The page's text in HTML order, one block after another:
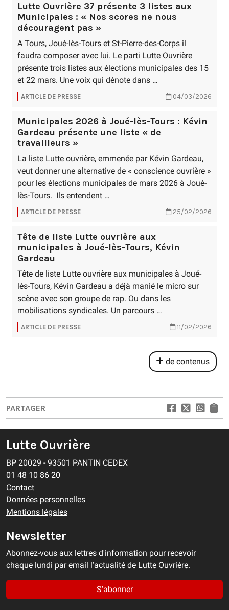
Lutte Ouvrière 37 présente 3 listes aux
Municipales : « Nos scores ne nous
découragent pas »
A Tours, Joué-lès-Tours et St-Pierre-des-Corps il
faudra composer avec lui. Le parti Lutte Ouvrière
présente trois listes aux élections municipales des 15
et 22 mars. Une voix qui dénote dans …
ARTICLE DE PRESSE 04/03/2026
Municipales 2026 à Joué-lès-Tours : Kévin
Gardeau présente une liste « de
travailleurs »
La liste Lutte ouvrière, emmenée par Kévin Gardeau,
veut donner une alternative de « conscience ouvrière »
pour les élections municipales de mars 2026 à Joué-
lès-Tours. Ils entendent …
ARTICLE DE PRESSE 25/02/2026
Tête de liste Lutte ouvrière aux
municipales à Joué-lès-Tours, Kévin
Gardeau
Tête de liste Lutte ouvrière aux municipales à Joué-
lès-Tours, Kévin Gardeau a déjà manié le micro sur
scène avec son groupe de rap. Ou dans les
mobilisations syndicales. Un parcours …
ARTICLE DE PRESSE 11/02/2026
de contenus
PARTAGER
Lutte Ouvrière
BP 20029 - 93501 PANTIN CEDEX
01 48 10 86 20
Contact
Données personnelles
Mentions légales
Newsletter
Abonnez-vous aux lettres d'information pour recevoir
chaque lundi par email l'actualité de Lutte Ouvrière.
S'abonner